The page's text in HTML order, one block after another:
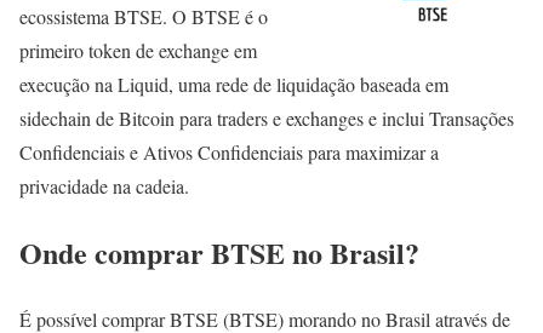
ecossistema BTSE. O BTSE é o
primeiro token de exchange em
execução na Liquid, uma rede de liquidação baseada em
sidechain de Bitcoin para traders e exchanges e inclui Transações
Confidenciais e Ativos Confidenciais para maximizar a
privacidade na cadeia.
Onde comprar BTSE no Brasil?
É possível comprar BTSE (BTSE) morando no Brasil através de